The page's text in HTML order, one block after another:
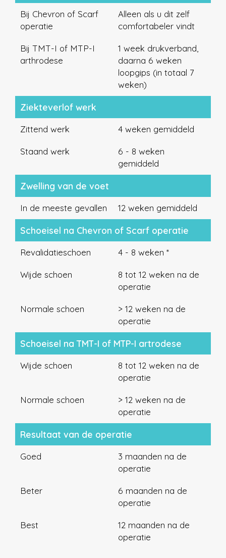
Bij Chevron of Scarf
operatie
Alleen als u dit zelf
comfortabeler vindt
Bij TMT-I of MTP-I
arthrodese
1 week drukverband,
daarna 6 weken
loopgips (in totaal 7
weken)
Ziekteverlof werk
Zittend werk 4 weken gemiddeld
Staand werk
6 - 8 weken
gemiddeld
Zwelling van de voet
In de meeste gevallen 12 weken gemiddeld
Schoeisel na Chevron of Scarf operatie
Revalidatieschoen 4 - 8 weken *
Wijde schoen
8 tot 12 weken na de
operatie
Normale schoen
> 12 weken na de
operatie
Schoeisel na TMT-I of MTP-I artrodese
Wijde schoen
8 tot 12 weken na de
operatie
Normale schoen
> 12 weken na de
operatie
Resultaat van de operatie
Goed
3 maanden na de
operatie
Beter
6 maanden na de
operatie
Best
12 maanden na de
operatie